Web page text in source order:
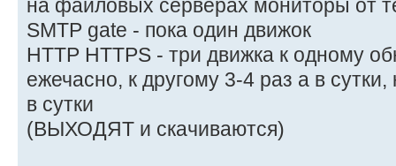
на файловых серверах мониторы от
SMTP gate - пока один движок
HTTP HTTPS - три движка к одному
ежечасно, к другому 3-4 раз а в
в сутки
(ВЫХОДЯТ и скачиваются)